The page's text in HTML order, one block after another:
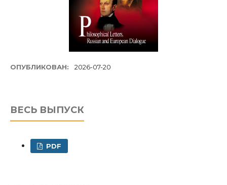
ОПУБЛИКОВАН: 2026-07-20
ВЕСЬ ВЫПУСК
PDF